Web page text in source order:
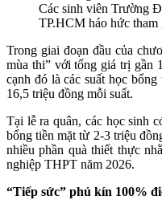
Các sinh viên Trường
TP.HCM háo hức tham
Trong giai đoạn đầu của
mùa thi” với tổng giá trị gần
cạnh đó là các suất học
16,5 triệu đồng mỗi suất.
Tại lễ ra quân, các học sinh
bổng tiền mặt từ 2-3 triệu
nhiều phần quà thiết thực
nghiệp THPT năm 2026.
“Tiếp sức” phủ kín 100%